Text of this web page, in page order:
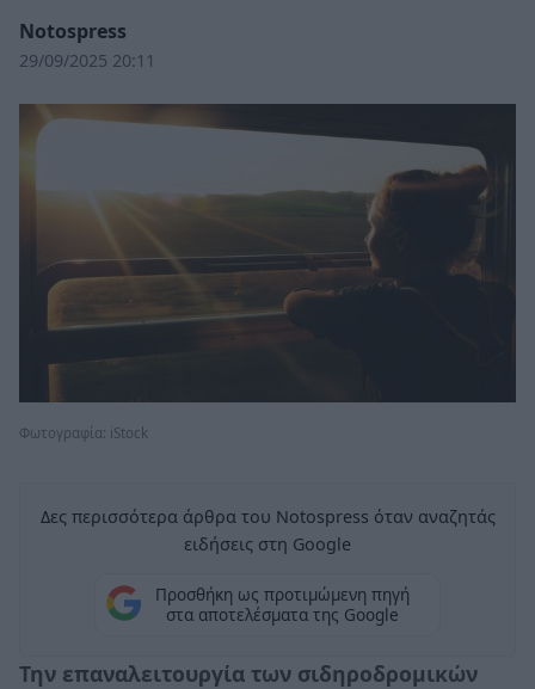
Notospress
29/09/2025 20:11
Φωτογραφία: iStock
Δες περισσότερα άρθρα του Notospress όταν αναζητάς
ειδήσεις στη Google
Προσθήκη ως προτιμώμενη πηγή
στα αποτελέσματα της Google
Την επαναλειτουργία των σιδηροδρομικών